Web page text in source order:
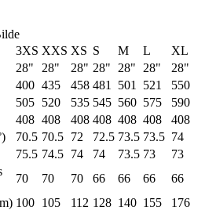
3XS XXS XS S M L
XL
28" 28" 28" 28" 28" 28"
28"
400 435 458 481 501 521
550
505 520 535 545 560 575
590
408 408 408 408 408 408
408
70.5 70.5 72 72.5 73.5 73.5 74
75.5 74.5 74 74 73.5 73
73
70 70 70 66 66 66
66
100 105 112 128 140 155
176